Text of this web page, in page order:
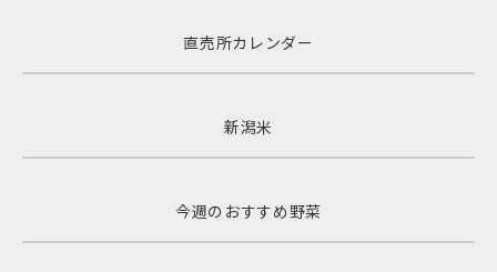
直売所カレンダー
新潟米
今週のおすすめ野菜